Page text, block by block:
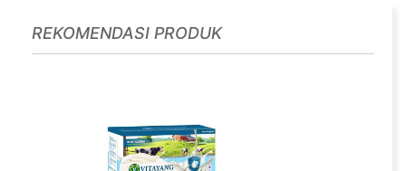
REKOMENDASI PRODUK